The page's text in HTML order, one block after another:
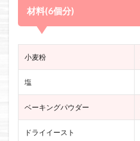
材料(6個分)
小麦粉
塩
ベーキングパウダー
ドライイースト